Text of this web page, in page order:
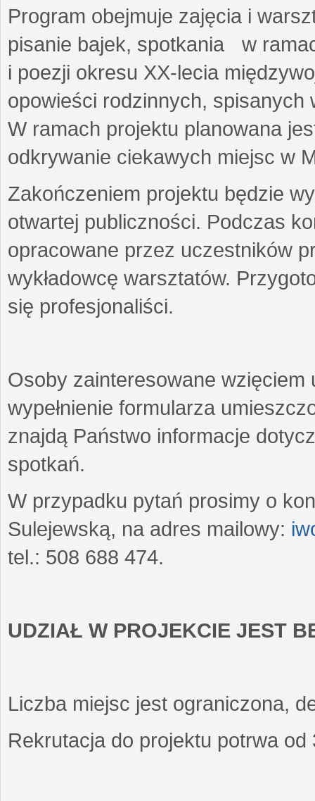
Program obejmuje zajęcia i
pisanie bajek, spotkania w
i poezji okresu XX-lecia
opowieści rodzinnych,
W ramach projektu planowana
odkrywanie ciekawych miejsc w
Zakończeniem projektu będzie
otwartej publiczności. Podczas
opracowane przez uczestników
wykładowcę warsztatów.
się profesjonaliści.
Osoby zainteresowane wzięciem
wypełnienie formularza
znajdą Państwo informacje
spotkań.
W przypadku pytań prosimy o
Sulejewską, na adres mailowy:
tel.: 508 688 474.
UDZIAŁ W PROJEKCIE JEST
Liczba miejsc jest ograniczona,
Rekrutacja do projektu potrwa